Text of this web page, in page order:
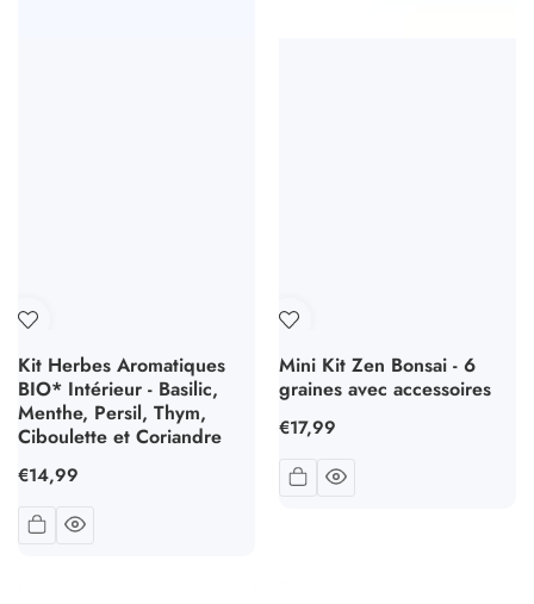
Kit Herbes Aromatiques
BIO* Intérieur - Basilic,
Menthe, Persil, Thym,
Ciboulette et Coriandre
Prix
€14,99
Mini Kit Zen Bonsai - 6
graines avec accessoires
Prix
€17,99